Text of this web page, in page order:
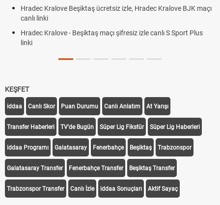
Kralove BJK maçı
S Sport Plus
Plonjon Nedir? Kalecilikte Plonjon Hareketi Nasıl
KEŞFET
iddaa Canlı Skor Puan Durumu Canlı Anlatım At Yarışı
Transfer Haberleri TV'de Bugün Süper Lig Fikstür Süper Lig Haberleri
iddaa Programı Galatasaray Fenerbahçe Beşiktaş Trabzonspor
Galatasaray Transfer Fenerbahçe Transfer Beşiktaş Transfer
Trabzonspor Transfer Canlı İzle iddaa Sonuçları Aktif Sayaç